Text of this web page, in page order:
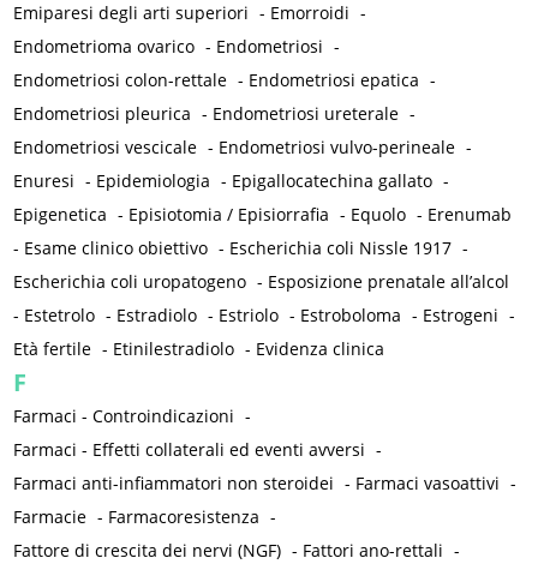
Emiparesi degli arti superiori - Emorroidi -
Endometrioma ovarico - Endometriosi -
Endometriosi colon-rettale - Endometriosi epatica -
Endometriosi pleurica - Endometriosi ureterale -
Endometriosi vescicale - Endometriosi vulvo-perineale -
Enuresi - Epidemiologia - Epigallocatechina gallato -
Epigenetica - Episiotomia / Episiorrafia - Equolo - Erenumab
- Esame clinico obiettivo - Escherichia coli Nissle 1917 -
Escherichia coli uropatogeno - Esposizione prenatale all’alcol
- Estetrolo - Estradiolo - Estriolo - Estroboloma - Estrogeni -
Età fertile - Etinilestradiolo - Evidenza clinica
F
Farmaci - Controindicazioni -
Farmaci - Effetti collaterali ed eventi avversi -
Farmaci anti-infiammatori non steroidei - Farmaci vasoattivi -
Farmacie - Farmacoresistenza -
Fattore di crescita dei nervi (NGF) - Fattori ano-rettali -